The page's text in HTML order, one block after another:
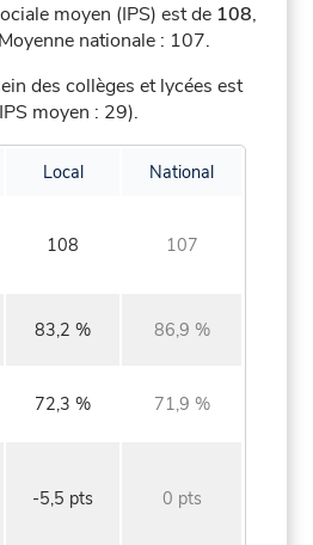
moyen (IPS) est de 108,
Moyenne nationale : 107.
des collèges et lycées est
moyen : 29).
Local National
108 107
83,2 % 86,9 %
72,3 % 71,9 %
-5,5 pts 0 pts